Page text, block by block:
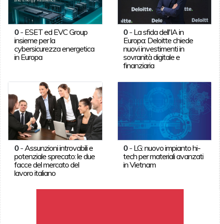
0- ESET ed EVC Group
insieme per la
cybersicurezza energetica
in Europa
0 - La sfida dell'IA in
Europa: Deloitte chiede
nuovi investimenti in
sovranità digitale e
finanziaria
0- Assunzioni introvabili e
potenziale sprecato: le due
facce del mercato del
lavoro italiano
0 - LG: nuovo impianto hi-
tech per materiali avanzati
in Vietnam